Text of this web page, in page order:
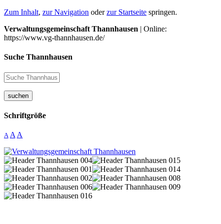
Zum Inhalt, zur Navigation oderzur Startseite springen.
Verwaltungsgemeinschaft Thannhausen | Online:
https://www.vg-thannhausen.de/
Suche Thannhausen
suchen
Schriftgröße
A A A